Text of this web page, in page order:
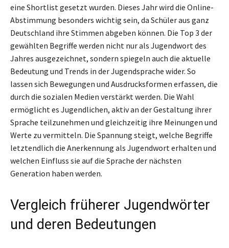
eine Shortlist gesetzt wurden. Dieses Jahr wird die Online-
Abstimmung besonders wichtig sein, da Schüler aus ganz
Deutschland ihre Stimmen abgeben können. Die Top 3 der
gewählten Begriffe werden nicht nur als Jugendwort des
Jahres ausgezeichnet, sondern spiegeln auch die aktuelle
Bedeutung und Trends in der Jugendsprache wider. So
lassen sich Bewegungen und Ausdrucksformen erfassen, die
durch die sozialen Medien verstärkt werden. Die Wahl
ermöglicht es Jugendlichen, aktiv an der Gestaltung ihrer
Sprache teilzunehmen und gleichzeitig ihre Meinungen und
Werte zu vermitteln. Die Spannung steigt, welche Begriffe
letztendlich die Anerkennung als Jugendwort erhalten und
welchen Einfluss sie auf die Sprache der nächsten
Generation haben werden.
Vergleich früherer Jugendwörter
und deren Bedeutungen